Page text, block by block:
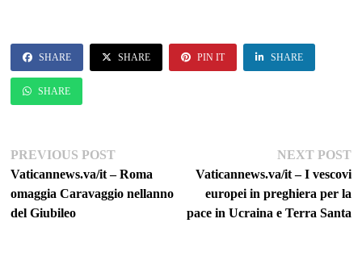
SHARE SHARE PIN IT SHARE
SHARE
Navigazione
articoli
PREVIOUS POSTPrevious
post:
Vaticannews.va/it – Roma
omaggia Caravaggio nellanno
del Giubileo
NEXT POST
Vaticannews.va/it – I vescovi
europei in preghiera per la
pace in Ucraina e Terra Santa